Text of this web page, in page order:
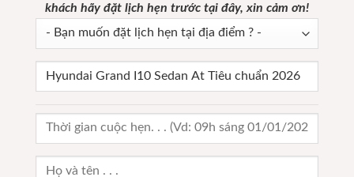
khách hãy đặt lịch hẹn trước tại đây, xin cảm ơn!